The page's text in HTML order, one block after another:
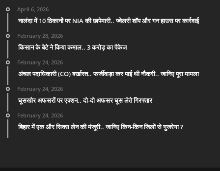
April 6, 2026
नालंदा में 10 ठिकानों पर NIA की छापेमारी.. ज्वेलरी शॉप और गन हाउस पर कार्रवाई
February 28, 2026
किसान के बेटे ने किया कमाल.. 3 करोड़ का पैकेज
February 24, 2026
अंचल पदाधिकारी (CO) बर्खास्त.. फर्जीवाड़ा कर पाई थी नौकरी.. जानिए पूरा मामला
February 24, 2026
घूसखोर अफसरों पर एक्शन.. दो-दो अफसर घूस लेते गिरफ्तार
February 24, 2026
बिहार में एक और सिक्स लेन की मंजूरी.. जानिए किन-किन जिलों से गुजरेगा ?